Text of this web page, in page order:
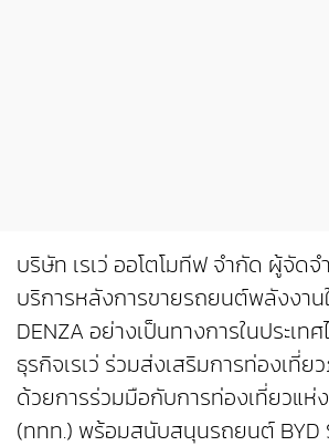
บริษัท เรเว่ ออโตโมทีฟ จำกัด ผู้จัดจํ
บริการหลังการขายรถยนต์พลังงาน
DENZA อย่างเป็นทางการในประเท
ธุรกิจเรเว่ ร่วมส่งเสริมการท่องเที่ย
ด้วยการร่วมมือกับการท่องเที่ยวแห่ง
(ททท.) พร้อมสนับสนุนรถยนต์ BYD